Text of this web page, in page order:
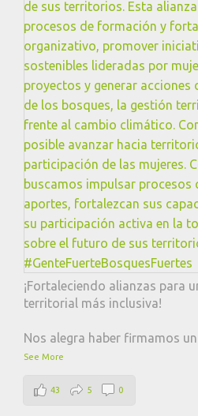
¡Fortaleciendo alianzas para
territorial más inclusiva!
Nos alegra haber firmamos
See More
43 5 0